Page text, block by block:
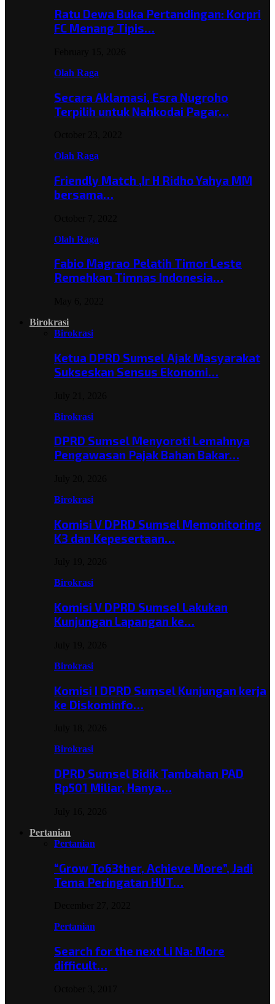
Ratu Dewa Buka Pertandingan: Korpri
FC Menang Tipis…
Olah Raga
Secara Aklamasi, Esra Nugroho
Terpilih untuk Nahkodai Pagar…
Olah Raga
Friendly Match ,Ir H Ridho Yahya MM
bersama…
Olah Raga
Fabio Magrao Pelatih Timor Leste
Remehkan Timnas Indonesia…
Birokrasi
Birokrasi
Ketua DPRD Sumsel Ajak Masyarakat
Sukseskan Sensus Ekonomi…
Birokrasi
DPRD Sumsel Menyoroti Lemahnya
Pengawasan Pajak Bahan Bakar…
Birokrasi
Komisi V DPRD Sumsel Memonitoring
K3 dan Kepesertaan…
Birokrasi
Komisi V DPRD Sumsel Lakukan
Kunjungan Lapangan ke…
Birokrasi
Komisi I DPRD Sumsel Kunjungan kerja
ke Diskominfo…
Birokrasi
DPRD Sumsel Bidik Tambahan PAD
Rp501 Miliar, Hanya…
Pertanian
Pertanian
“Grow To63ther, Achieve More”, Jadi
Tema Peringatan HUT…
Pertanian
Search for the next Li Na: More
difficult…